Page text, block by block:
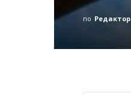
по Редактор